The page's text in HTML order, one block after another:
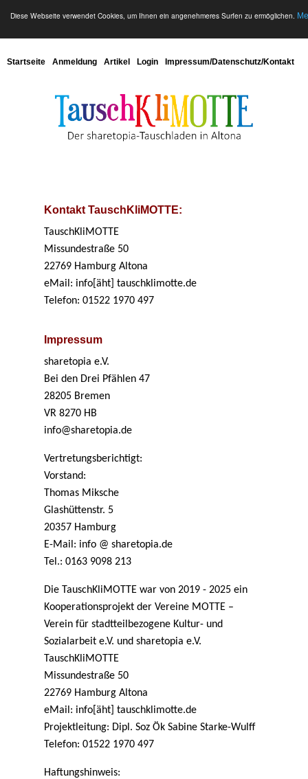
Diese Webseite verwendet Cookies, um Ihnen ein angenehmeres Surfen zu ermöglichen.
Startseite Anmeldung Artikel Login Impressum/Datenschutz/Kontakt
Kontakt TauschKliMOTTE:
TauschKliMOTTE
Missundestraße 50
22769 Hamburg Altona
eMail: info[äht] tauschklimotte.de
Telefon: 01522 1970 497
Impressum
sharetopia e.V.
Bei den Drei Pfählen 47
28205 Bremen
VR 8270 HB
info@sharetopia.de
Vertretungsberichtigt:
Vorstand:
Thomas Miksche
Glashüttenstr. 5
20357 Hamburg
E-Mail: info @ sharetopia.de
Tel.: 0163 9098 213
Die TauschKliMOTTE war von 2019 - 2025 ein
Kooperationsprojekt der Vereine MOTTE –
Verein für stadtteilbezogene Kultur- und
Sozialarbeit e.V. und sharetopia e.V.
TauschKliMOTTE
Missundestraße 50
22769 Hamburg Altona
eMail: info[äht] tauschklimotte.de
Projektleitung: Dipl. Soz Ök Sabine Starke-Wulff
Telefon: 01522 1970 497
Haftungshinweis: